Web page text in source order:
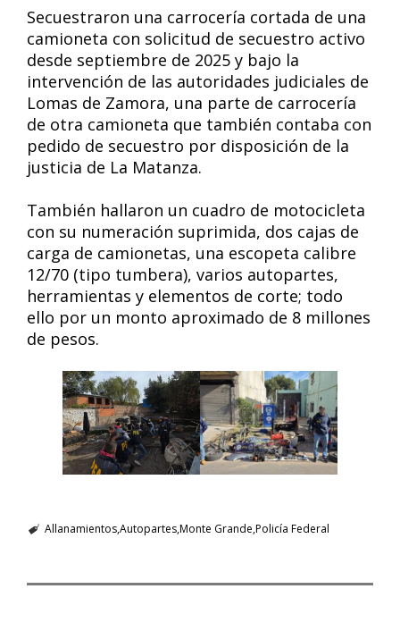
Secuestraron una carrocería cortada de una
camioneta con solicitud de secuestro activo
desde septiembre de 2025 y bajo la
intervención de las autoridades judiciales de
Lomas de Zamora, una parte de carrocería
de otra camioneta que también contaba con
pedido de secuestro por disposición de la
justicia de La Matanza.
También hallaron un cuadro de motocicleta
con su numeración suprimida, dos cajas de
carga de camionetas, una escopeta calibre
12/70 (tipo tumbera), varios autopartes,
herramientas y elementos de corte; todo
ello por un monto aproximado de 8 millones
de pesos.
AllanamientosAutopartesMonte Grande Policía Federal